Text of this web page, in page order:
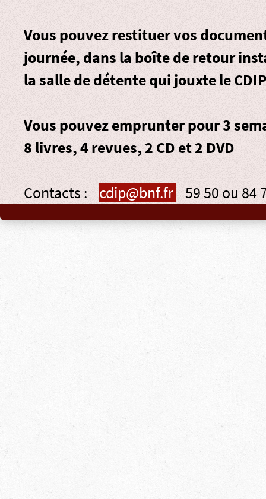
Vous pouvez restituer vos
journée, dans la boîte de retour
la salle de détente qui jouxte le
Vous pouvez emprunter pour 3
8 livres, 4 revues, 2 CD et 2 DVD
Contacts : cdip@bnf.fr 59 50 ou 84